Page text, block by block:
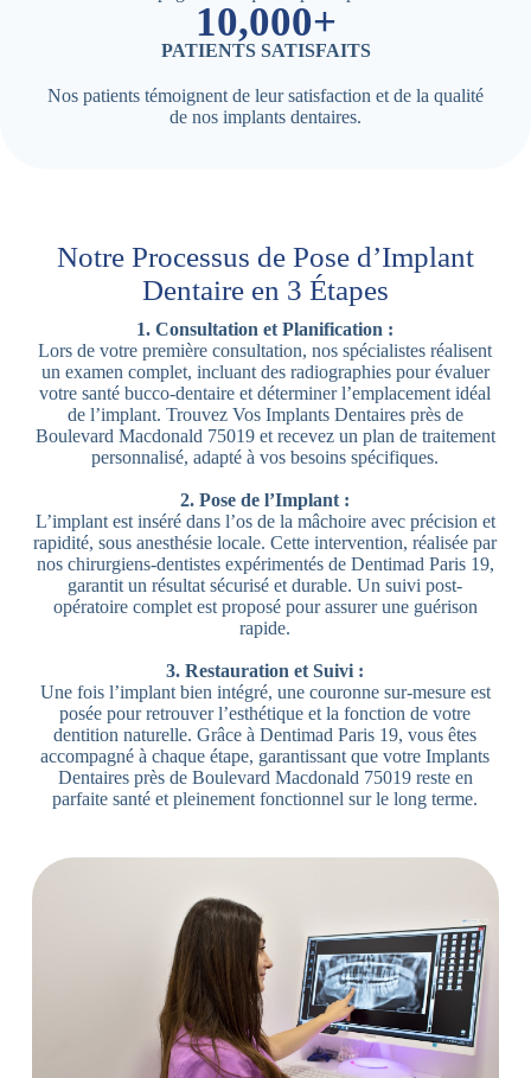
10,000+
PATIENTS SATISFAITS
Nos patients témoignent de leur satisfaction et de la qualité
de nos implants dentaires.
Notre Processus de Pose d’Implant
Dentaire en 3 Étapes
1. Consultation et Planification :
Lors de votre première consultation, nos spécialistes réalisent
un examen complet, incluant des radiographies pour évaluer
votre santé bucco-dentaire et déterminer l’emplacement idéal
de l’implant. Trouvez Vos Implants Dentaires près de
Boulevard Macdonald 75019 et recevez un plan de traitement
personnalisé, adapté à vos besoins spécifiques.
2. Pose de l’Implant :
L’implant est inséré dans l’os de la mâchoire avec précision et
rapidité, sous anesthésie locale. Cette intervention, réalisée par
nos chirurgiens-dentistes expérimentés de Dentimad Paris 19,
garantit un résultat sécurisé et durable. Un suivi post-
opératoire complet est proposé pour assurer une guérison
rapide.
3. Restauration et Suivi :
Une fois l’implant bien intégré, une couronne sur-mesure est
posée pour retrouver l’esthétique et la fonction de votre
dentition naturelle. Grâce à Dentimad Paris 19, vous êtes
accompagné à chaque étape, garantissant que votre Implants
Dentaires près de Boulevard Macdonald 75019 reste en
parfaite santé et pleinement fonctionnel sur le long terme.